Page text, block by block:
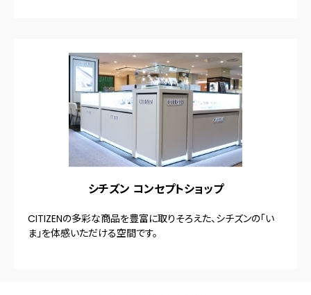
シチズン コンセプトショップ
CITIZENの多彩な商品を豊富に取りそろえた、シチズンの「い
ま」を体感いただける空間です。